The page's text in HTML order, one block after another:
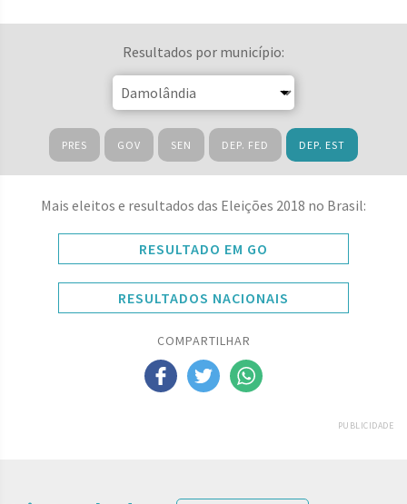
Resultados por município:
PRES GOV SEN DEP. FED DEP. EST
Mais eleitos e resultados das Eleições 2018 no Brasil:
RESULTADO EM GO
RESULTADOS NACIONAIS
COMPARTILHAR
PUBLICIDADE